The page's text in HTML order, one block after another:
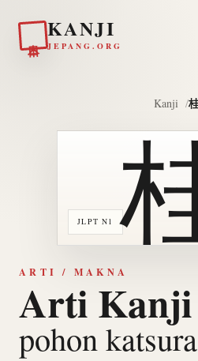
KANJI
JEPANG.ORG
Kanji
JLPT N1
ARTI / MAKNA
Arti
pohon katsura